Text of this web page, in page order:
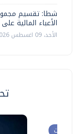
شطا: تقسيم
الأعباء المالية
الأحد، 09 اغسطس 2026 06:55 ص
وحوارات